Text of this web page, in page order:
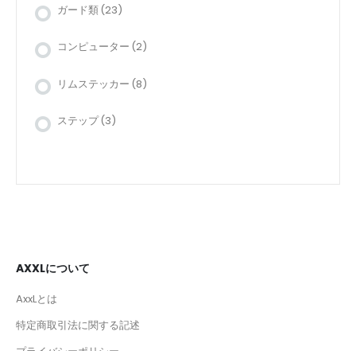
ガード類 (23)
コンピューター (2)
リムステッカー (8)
ステップ (3)
AXXLについて
AxxLとは
特定商取引法に関する記述